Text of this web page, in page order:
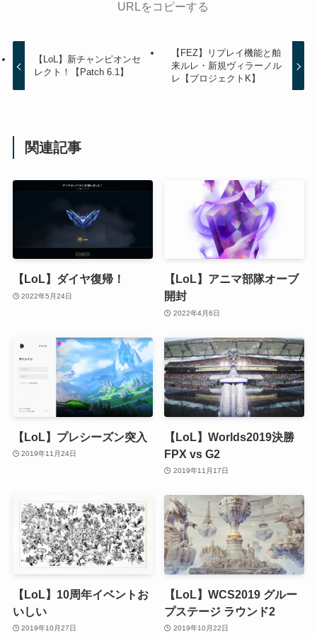
URLをコピーする
【LoL】新チャンピオンセ
レクト！【Patch 6.1】
【FEZ】リプレイ機能と舶
来ルレ・新規ヴィラーノル
レ【プロジェクトK】
関連記事
【LoL】ダイヤ復帰！
2022年5月24日
【LoL】アニマ部隊オーブ
開封
2022年4月6日
【LoL】プレシーズン突入
2019年11月24日
【LoL】Worlds2019決勝
FPX vs G2
2019年11月17日
【LoL】10周年イベントお
いしい
2019年10月27日
【LoL】WCS2019 グルー
プステージ ラウンド2
2019年10月22日